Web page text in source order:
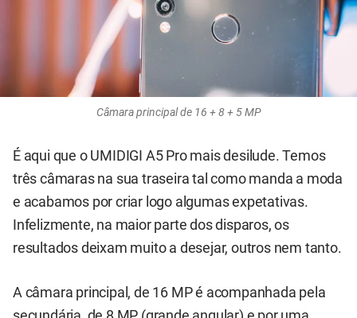
Câmara principal de 16 + 8 + 5 MP
É aqui que o UMIDIGI A5 Pro mais desilude. Temos
três câmaras na sua traseira tal como manda a moda
e acabamos por criar logo algumas expetativas.
Infelizmente, na maior parte dos disparos, os
resultados deixam muito a desejar, outros nem tanto.
A câmara principal, de 16 MP é acompanhada pela